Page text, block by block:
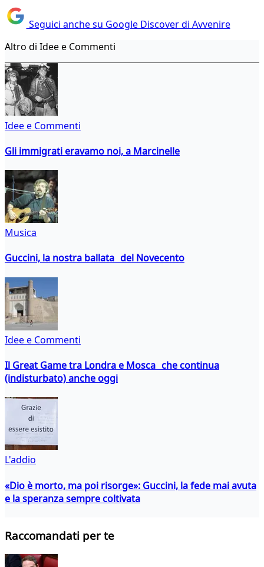
Seguici anche su Google Discover di Avvenire
Altro di Idee e Commenti
Idee e Commenti
Gli immigrati eravamo noi, a Marcinelle
Musica
Guccini, la nostra ballata del Novecento
Idee e Commenti
Il Great Game tra Londra e Mosca che continua
(indisturbato) anche oggi
L'addio
«Dio è morto, ma poi risorge»: Guccini, la fede mai avuta
e la speranza sempre coltivata
Raccomandati per te